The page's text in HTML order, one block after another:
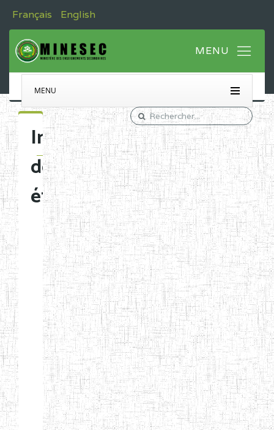
Français English
MENU
Immatriculation
des
établissements
Etablissements
d'enseignement
normal
ENI